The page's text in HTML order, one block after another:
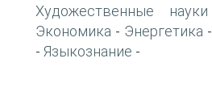
Художественные науки
Экономика - Энергетика -
- Языкознание -